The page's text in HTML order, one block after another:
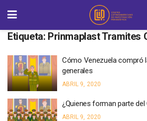
Etiqueta: Prinmaplast Tramites
Cómo Venezuela compró
generales
ABRIL 9, 2020
¿Quienes forman parte del
ABRIL 9, 2020